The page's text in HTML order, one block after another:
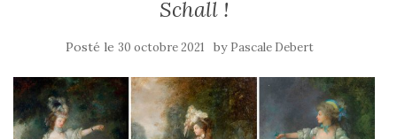
Schall !
Posté le 30 octobre 2021 by Pascale Debert